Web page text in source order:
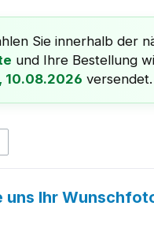
Sie innerhalb der
und Ihre Bestellung
10.08.2026 versendet.
verfügbar.)
ist zurzeit nicht
uns Ihr